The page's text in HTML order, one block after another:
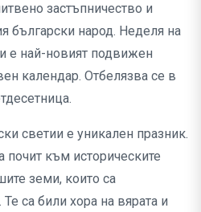
застъпничество и
български народ. Неделя на
е най-новият подвижен
календар. Отбелязва се в
светии е уникален празник.
почит към историческите
земи, които са
са били хора на вярата и